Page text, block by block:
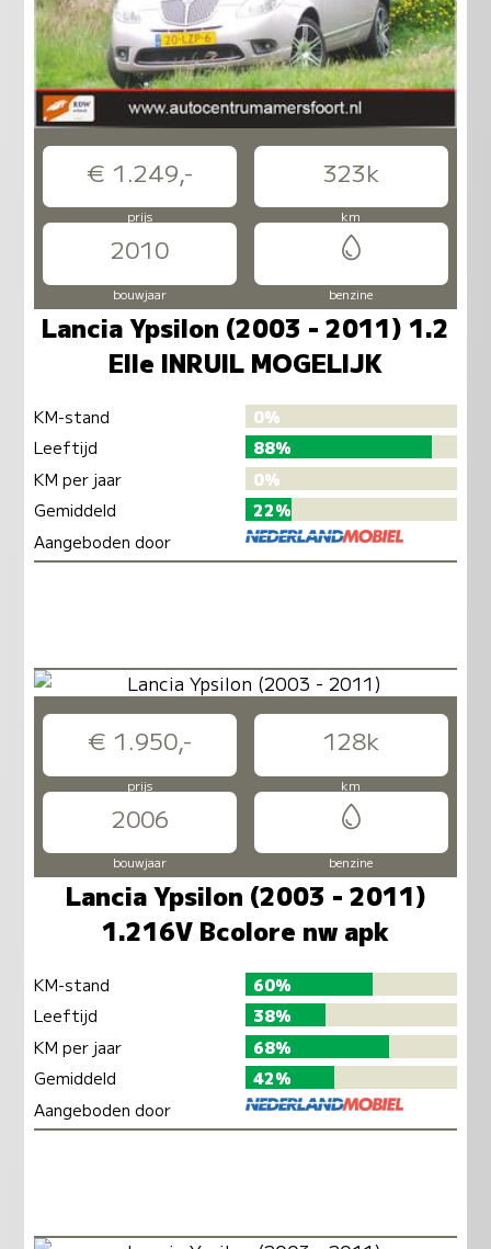
€ 1.249,- 323k
prijs km
2010
bouwjaar benzine
Lancia Ypsilon (2003 - 2011) 1.2
Elle INRUIL MOGELIJK
KM-stand
0%
Leeftijd
88%
KM per jaar
0%
Gemiddeld
22%
Aangeboden door
€ 1.950,- 128k
prijs km
2006
bouwjaar benzine
Lancia Ypsilon (2003 - 2011)
1.216V Bcolore nw apk
KM-stand
60%
Leeftijd
38%
KM per jaar
68%
Gemiddeld
42%
Aangeboden door